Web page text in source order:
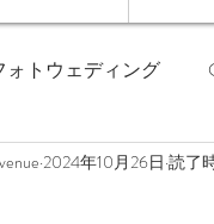
ォトウェディング
ンフランシスコフォト
2024年10月26日 読了